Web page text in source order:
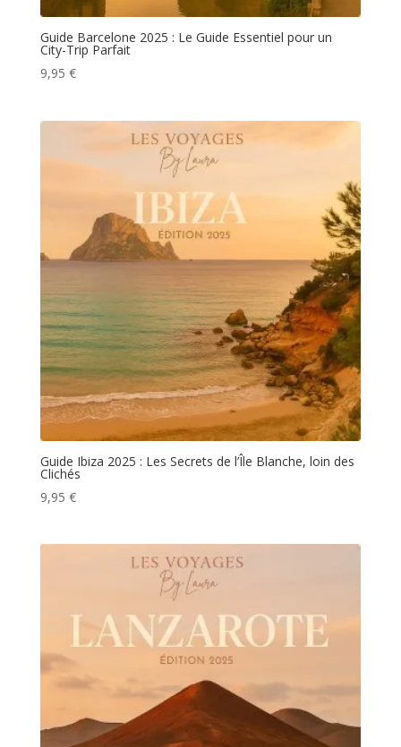
Guide Barcelone 2025 : Le Guide Essentiel pour un
City-Trip Parfait
9,95 €
Guide Ibiza 2025 : Les Secrets de l’Île Blanche, loin des
Clichés
9,95 €